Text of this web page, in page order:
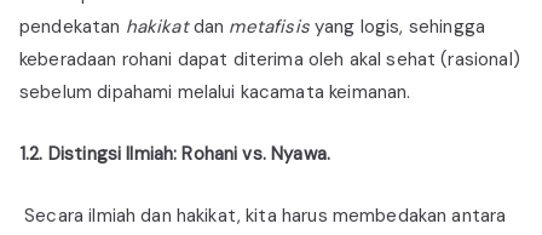
pendekatan hakikatdan metafisisyang logis, sehingga
keberadaan rohani dapat diterima oleh akal sehat (rasional)
sebelum dipahami melalui kacamata keimanan.
1.2. Distingsi Ilmiah: Rohani vs. Nyawa.
Secara ilmiah dan hakikat, kita harus membedakan antara